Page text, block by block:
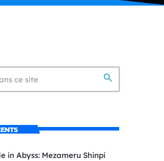
search
in Abyss: Mezameru Shinpi